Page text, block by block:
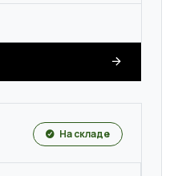
На складе